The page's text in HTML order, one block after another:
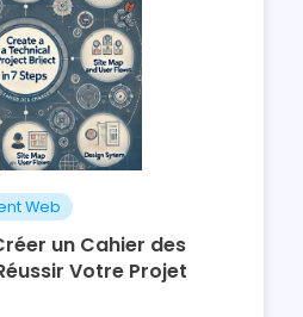
Web
un Cahier des
Votre Projet